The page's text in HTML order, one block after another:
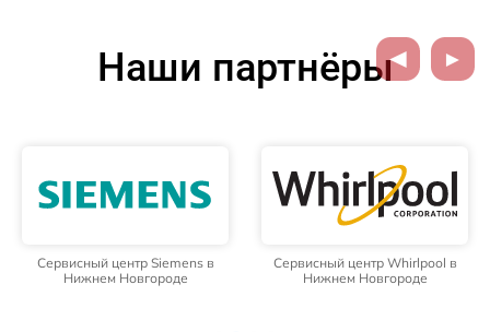
Наши партнёры
Сервисный центр Siemens в
Нижнем Новгороде
Сервисный центр Whirlpool в
Нижнем Новгороде